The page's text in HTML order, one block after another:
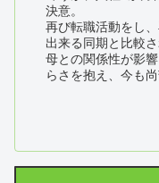
決意。
再び転職活動をし
出来る同期と比較さ
母との関係性が影
らさを抱え、今も尚